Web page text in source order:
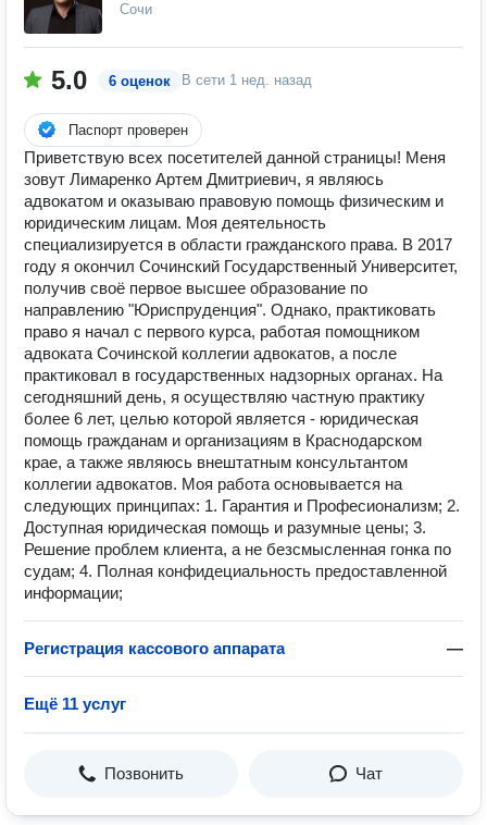
Сочи
5.0 6 оценок В сети 1 нед. назад
Паспорт проверен
Приветствую всех посетителей данной страницы! Меня
зовут Лимаренко Артем Дмитриевич, я являюсь
адвокатом и оказываю правовую помощь физическим и
юридическим лицам. Моя деятельность
специализируется в области гражданского права. В 2017
году я окончил Сочинский Государственный Университет,
получив своё первое высшее образование по
направлению "Юриспруденция". Однако, практиковать
право я начал с первого курса, работая помощником
адвоката Сочинской коллегии адвокатов, а после
практиковал в государственных надзорных органах. На
сегодняшний день, я осуществляю частную практику
более 6 лет, целью которой является - юридическая
помощь гражданам и организациям в Краснодарском
крае, а также являюсь внештатным консультантом
коллегии адвокатов. Моя работа основывается на
следующих принципах: 1. Гарантия и Професионализм; 2.
Доступная юридическая помощь и разумные цены; 3.
Решение проблем клиента, а не безсмысленная гонка по
судам; 4. Полная конфидециальность предоставленной
информации;
Регистрация кассового аппарата —
Ещё 11 услуг
Позвонить Чат